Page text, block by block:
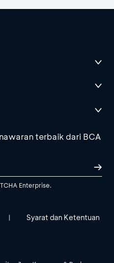
terbaik dari BCA
Enterprise.
| Syarat dan Ketentuan